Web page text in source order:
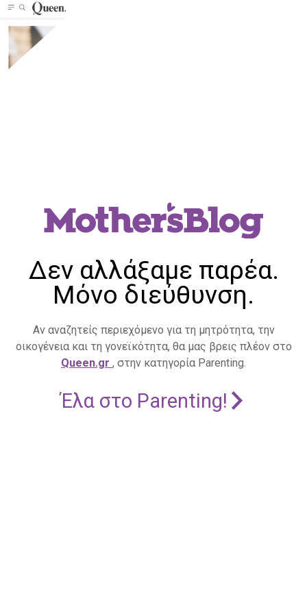
Δεν αλλάξαμε παρέα.
Μόνο διεύθυνση.
Αν αναζητείς περιεχόμενο για τη μητρότητα, την
οικογένεια και τη γονεϊκότητα, θα μας βρεις πλέον στο
Queen.gr , στην κατηγορία Parenting.
Έλα στο Parenting!